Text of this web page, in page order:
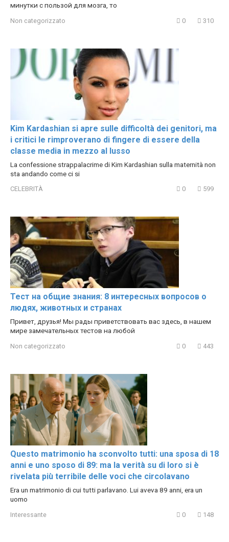
минутки с пользой для мозга, то
Non categorizzato 0 310
Kim Kardashian si apre sulle difficoltà dei genitori, ma
i critici le rimproverano di fingere di essere della
classe media in mezzo al lusso
La confessione strappalacrime di Kim Kardashian sulla maternità non
sta andando come ci si
CELEBRITÀ 0 599
Тест на общие знания: 8 интересных вопросов о
людях, животных и странах
Привет, друзья! Мы рады приветствовать вас здесь, в нашем
мире замечательных тестов на любой
Non categorizzato 0 443
Questo matrimonio ha sconvolto tutti: una sposa di 18
anni e uno sposo di 89: ma la verità su di loro si è
rivelata più terribile delle voci che circolavano
Era un matrimonio di cui tutti parlavano. Lui aveva 89 anni, era un
uomo
Interessante 0 148